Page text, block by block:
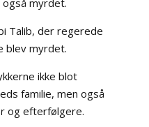
myrdet.
Talib, der regerede
blev myrdet.
ikke blot
familie, men også
og efterfølgere.